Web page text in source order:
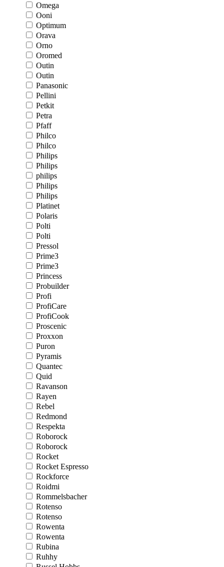
Omega
Ooni
Optimum
Orava
Orno
Oromed
Outin
Outin
Panasonic
Pellini
Petkit
Petra
Pfaff
Philco
Philco
Philips
Philips
philips
Philips
Philips
Platinet
Polaris
Polti
Polti
Pressol
Prime3
Prime3
Princess
Probuilder
Profi
ProfiCare
ProfiCook
Proscenic
Proxxon
Puron
Pyramis
Quantec
Quid
Ravanson
Rayen
Rebel
Redmond
Respekta
Roborock
Roborock
Rocket
Rocket Espresso
Rockforce
Roidmi
Rommelsbacher
Rotenso
Rotenso
Rowenta
Rowenta
Rubina
Ruhhy